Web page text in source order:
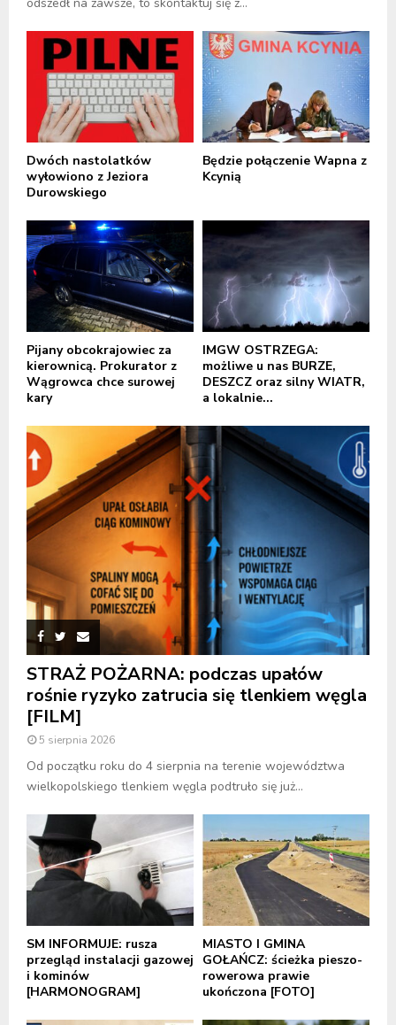
Dwóch nastolatków
wyłowiono z Jeziora
Durowskiego
Będzie połączenie Wapna z
Kcynią
Pijany obcokrajowiec za
kierownicą. Prokurator z
Wągrowca chce surowej
kary
IMGW OSTRZEGA:
możliwe u nas BURZE,
DESZCZ oraz silny WIATR,
a lokalnie...
STRAŻ POŻARNA: podczas upałów
rośnie ryzyko zatrucia się tlenkiem węgla
[FILM]
5 sierpnia 2026
Od początku roku do 4 sierpnia na terenie województwa
wielkopolskiego tlenkiem węgla podtruło się już...
SM INFORMUJE: rusza
przegląd instalacji gazowej
i kominów
[HARMONOGRAM]
MIASTO I GMINA
GOŁAŃCZ: ścieżka pieszo-
rowerowa prawie
ukończona [FOTO]